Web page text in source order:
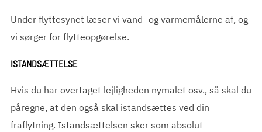
Under flyttesynet læser vi vand- og varmemålerne af, og
vi sørger for flytteopgørelse.
ISTANDSÆTTELSE
Hvis du har overtaget lejligheden nymalet osv., så skal du
påregne, at den også skal istandsættes ved din
fraflytning. Istandsættelsen sker som absolut